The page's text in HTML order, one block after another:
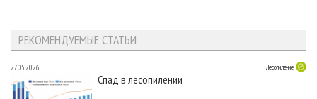
РЕКОМЕНДУЕМЫЕ СТАТЬИ
27.05.2026 Лесопиление
Спад в лесопилении